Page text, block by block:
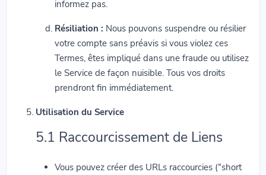
informez pas.
Résiliation : Nous pouvons suspendre ou résilier
votre compte sans préavis si vous violez ces
Termes, êtes impliqué dans une fraude ou utilisez
le Service de façon nuisible. Tous vos droits
prendront fin immédiatement.
Utilisation du Service
5.1 Raccourcissement de Liens
Vous pouvez créer des URLs raccourcies (“short